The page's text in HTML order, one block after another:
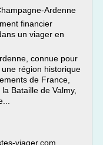
Ardenne
financier
un viager en
connue pour
région historique
de France,
Bataille de Valmy,
viager.com